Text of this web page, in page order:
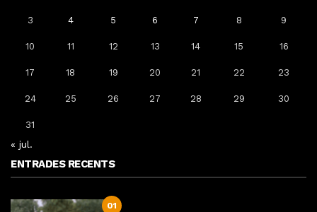
3 4 5 6 7 8 9
10 11 12 13 14 15 16
17 18 19 20 21 22 23
24 25 26 27 28 29 30
31
« jul.
ENTRADES RECENTS
01